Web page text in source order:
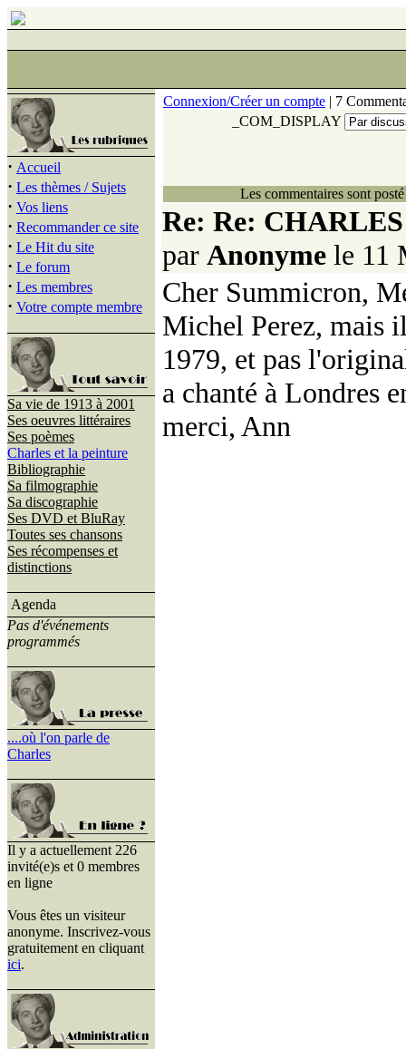
· Accueil
· Les thèmes / Sujets
· Vos liens
· Recommander ce site
· Le Hit du site
· Le forum
· Les membres
· Votre compte membre
Sa vie de 1913 à 2001
Ses oeuvres littéraires
Ses poèmes
Charles et la peinture
Bibliographie
Sa filmographie
Sa discographie
Ses DVD et BluRay
Toutes ses chansons
Ses récompenses et
distinctions
Agenda
Pas d'événements
programmés
....où l'on parle de
Charles
Il y a actuellement 226
invité(e)s et 0 membres
en ligne
Vous êtes un visiteur
anonyme. Inscrivez-vous
gratuitement en cliquant
ici.
Connexion/Créer un compte | 7
_COM_DISPLAY
Les commentaires sont
Re: Re:
par Anonyme le 11
Cher Summicron,
Michel Perez, mais
1979, et pas
a chanté à Londres
merci, Ann